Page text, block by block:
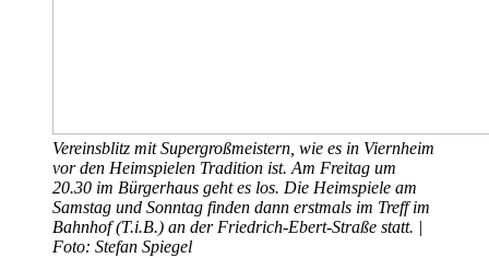
Vereinsblitz mit Supergroßmeistern, wie es in Viernheim
vor den Heimspielen Tradition ist. Am Freitag um
20.30 im Bürgerhaus geht es los. Die Heimspiele am
Samstag und Sonntag finden dann erstmals im Treff im
Bahnhof (T.i.B.) an der Friedrich-Ebert-Straße statt. |
Foto: Stefan Spiegel